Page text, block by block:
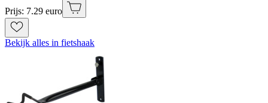
Prijs: 7.29 euro
Bekijk alles in fietshaak